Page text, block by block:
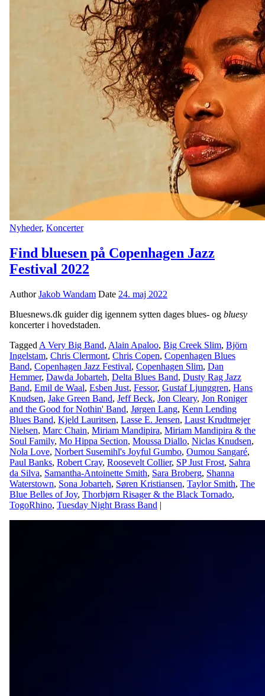
Nyheder, Koncerter
Find bluesen på Copenhagen Jazz
Festival 2022
AuthorJakob Wandam Date 24. maj 2022
Bluesnews.dk guider dig igennem sytten dages blues- og bluesy
koncerter i hovedstaden.
Tagged A Very Big Band, Alain Apaloo, Big Creek Slim, Björn
Ingelstam, Chris Clermont, Chris Copen, Copenhagen Blues
Band, Copenhagen Jazz Festival, Copenhagen Slim, Dan
Hemmer, Dawda Jobarteh, Delta Blues Band, Dusty Rag Jazz
Band, Emil de Waal, Esben Just, Fessor, Gustaf Ljunggren, Hans
Knudsen, Jake Green Band, Jeff Beck, Jon Cleary, Jon Roniger
and the Good for Nothin' Band, Jørgen Lang, Kenn Lending
Blues Band, Kjeld Lauritsen, Lasse E. Jensen, Laust Krudtmejer
Nielsen, Marc Chain, Miriam Mandipira, Miriam Mandipira & the
Soul Family, Mo Hippa Section, Moussa Diallo, Niclas Knudsen,
Nola Love, Norbert Susemihl's Joyful Gumbo, Oumou Sangaré,
Paul Banks, Robert Cray, Roosevelt Collier, SP Just Frost, Sahra
da Silva, Samantha-Antoinette Smith, Sara Broberg, Shanna
Waterstown, Sona Jobarteh, Søren Kristiansen, Taylor Smith, The
Blue Belles of Joy, Thorbjørn Risager & the Black Tornado,
TogoRhino, Tuesday Night Brass Band |